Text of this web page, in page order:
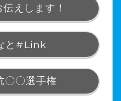
えします！
と#Link
〇〇選手権